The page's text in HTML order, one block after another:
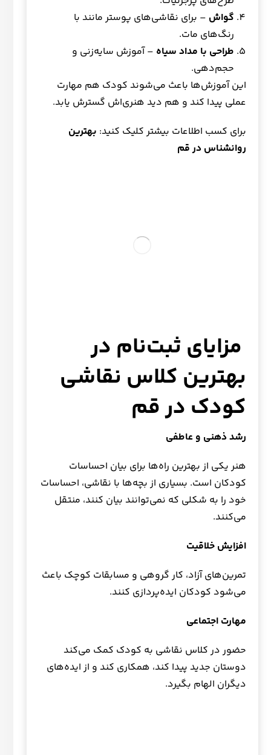
گواش – برای نقاشی‌های پوستر مانند با
رنگ‌های مات.
طراحی با مداد سیاه – آموزش سایه‌زنی و
حجم‌دهی.
این آموزش‌ها باعث می‌شوند کودک هم مهارت
عملی پیدا کند و هم دید هنری‌اش گسترش یابد.
برای کسب اطلاعات بیشتر کلیک کنید: بهترین
روانشناس در قم
مزایای ثبت‌نام در
بهترین کلاس نقاشی
کودک در قم
رشد ذهنی و عاطفی
هنر یکی از بهترین راه‌ها برای بیان احساسات
کودکان است. بسیاری از بچه‌ها با نقاشی، احساسات
خود را به شکلی که نمی‌توانند بیان کنند، منتقل
می‌کنند.
افزایش خلاقیت
تمرین‌های آزاد، کار گروهی و مسابقات کوچک باعث
می‌شود کودکان ایده‌پردازی کنند.
مهارت اجتماعی
حضور در کلاس نقاشی به کودک کمک می‌کند
دوستان جدید پیدا کند، همکاری کند و از ایده‌های
دیگران الهام بگیرد.